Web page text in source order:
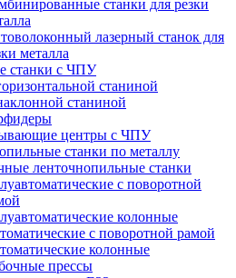
станки для резки
лазерный станок для
металла
станки с ЧПУ
станиной
станиной
центры с ЧПУ
станки по металлу
ленточнопильные станки
с поворотной
колонные
с поворотной рамой
колонные
прессы